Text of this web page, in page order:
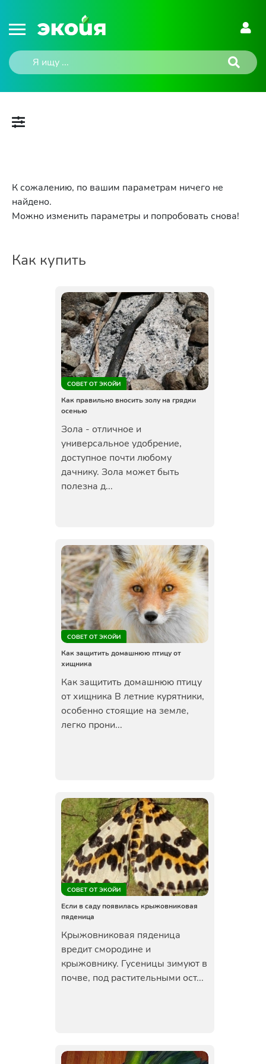
К сожалению, по вашим параметрам ничего не
найдено.
Можно изменить параметры и попробовать снова!
Как купить
СОВЕТ ОТ ЭКОЙИ
Как правильно вносить золу на грядки
осенью
Зола - отличное и
универсальное удобрение,
доступное почти любому
дачнику. Зола может быть
полезна д...
СОВЕТ ОТ ЭКОЙИ
Как защитить домашнюю птицу от
хищника
Как защитить домашнюю птицу
от хищника В летние курятники,
особенно стоящие на земле,
легко прони...
СОВЕТ ОТ ЭКОЙИ
Если в саду появилась крыжовниковая
пяденица
Крыжовниковая пяденица
вредит смородине и
крыжовнику. Гусеницы зимуют в
почве, под растительными ост...